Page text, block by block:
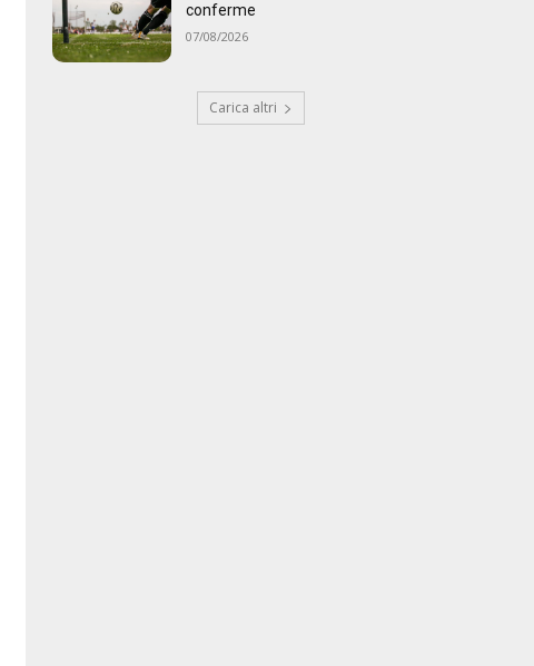
conferme
07/08/2026
Carica altri